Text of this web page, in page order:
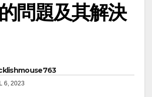
問題及其解決
6, 2023